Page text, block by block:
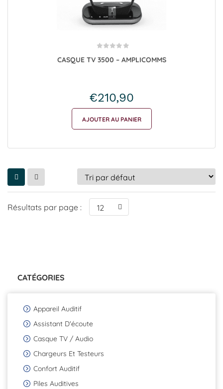
CATÉGORIES
Appareil Auditif
Assistant D'écoute
Casque TV / Audio
Chargeurs Et Testeurs
Confort Auditif
Piles Auditives
CASQUE TV 3500 – AMPLICOMMS
€210,90
AJOUTER AU PANIER
Résultats par page : 12